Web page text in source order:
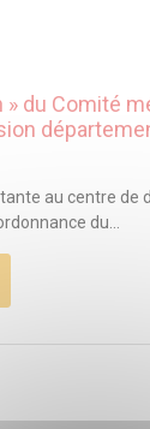
» du Comité
au centre de
du...